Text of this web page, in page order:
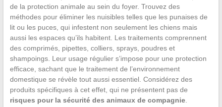
de la protection animale au sein du foyer. Trouvez des
méthodes pour éliminer les nuisibles telles que les punaises de
lit ou les puces, qui infestent non seulement les chiens mais
aussi les espaces qu’ils habitent. Les traitements comprennent
des comprimés, pipettes, colliers, sprays, poudres et
shampoings. Leur usage régulier s’impose pour une protection
efficace, sachant que le traitement de l’environnement
domestique se révèle tout aussi essentiel. Considérez des
produits spécifiques à cet effet, qui ne présentent pas de
risques pour la sécurité des animaux de compagnie.